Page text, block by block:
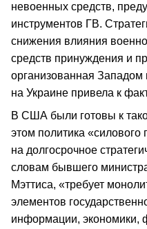
невоенных средств,
инструментов ГВ.
снижения влияния
средств принуждения и
организованная Западом
на Украине привела к
В США были готовы к
этом политика
на долгосрочное
словам бывшего
Мэттиса, «требует
элементов
информации, экономики,